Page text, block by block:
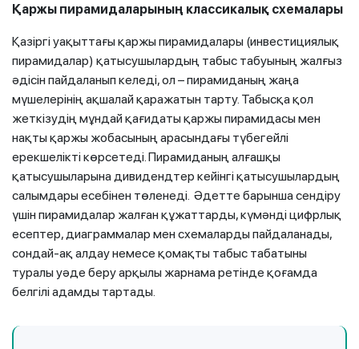
Қаржы пирамидаларының классикалық схемалары
Қазіргі уақыттағы қаржы пирамидалары (инвестициялық
пирамидалар) қатысушылардың табыс табуының жалғыз
әдісін пайдаланып келеді, ол – пирамиданың жаңа
мүшелерінің ақшалай қаражатын тарту. Табысқа қол
жеткізудің мұндай қағидаты қаржы пирамидасы мен
нақты қаржы жобасының арасындағы түбегейлі
ерекшелікті көрсетеді. Пирамиданың алғашқы
қатысушыларына дивидендтер кейінгі қатысушылардың
салымдары есебінен төленеді. Әдетте барынша сендіру
үшін пирамидалар жалған құжаттарды, күмәнді цифрлық
есептер, диаграммалар мен схемаларды пайдаланады,
сондай-ақ алдау немесе қомақты табыс табатыны
туралы уәде беру арқылы жарнама ретінде қоғамда
белгілі адамды тартады.